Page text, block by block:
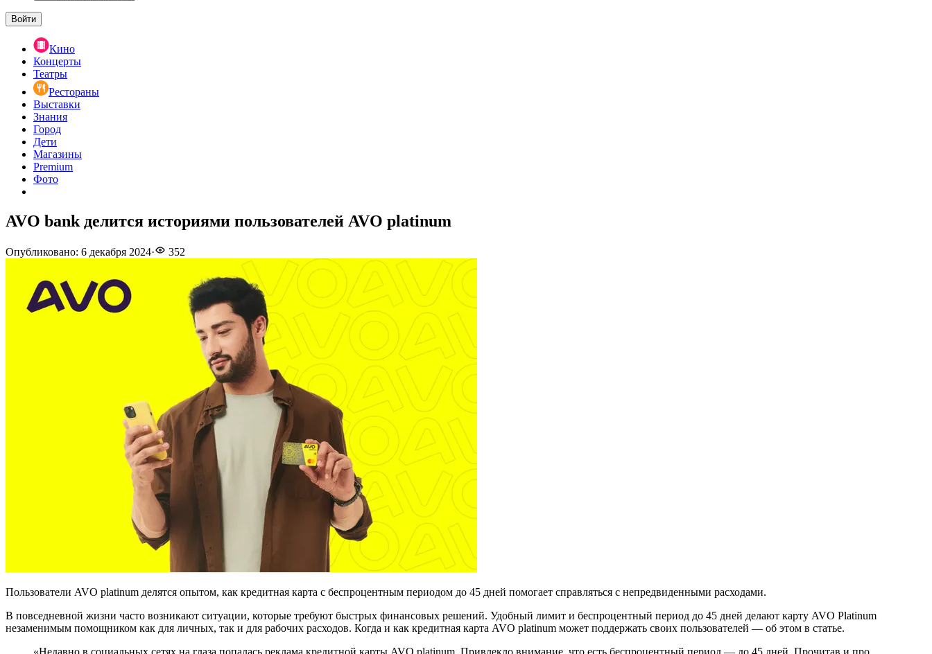
Войти
Кино
Концерты
Театры
Рестораны
Выставки
Знания
Город
Дети
Магазины
Premium
Фото
AVO bank делится историями пользователей AVO platinum
Опубликовано: 6 декабря 2024· 352
Пользователи AVO platinum делятся опытом, как кредитная карта с беспроцентным периодом до 45 дней помогает справляться с непредвиденными расходами.
В повседневной жизни часто возникают ситуации, которые требуют быстрых финансовых решений. Удобный лимит и беспроцентный период до 45 дней делают карту AVO Platinum
незаменимым помощником как для личных, так и для рабочих расходов. Когда и как кредитная карта AVO platinum может поддержать своих пользователей — об этом в статье.